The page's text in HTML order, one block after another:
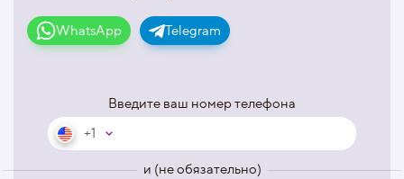
WhatsApp Telegram
Введите ваш номер телефона
+1
и (не обязательно)